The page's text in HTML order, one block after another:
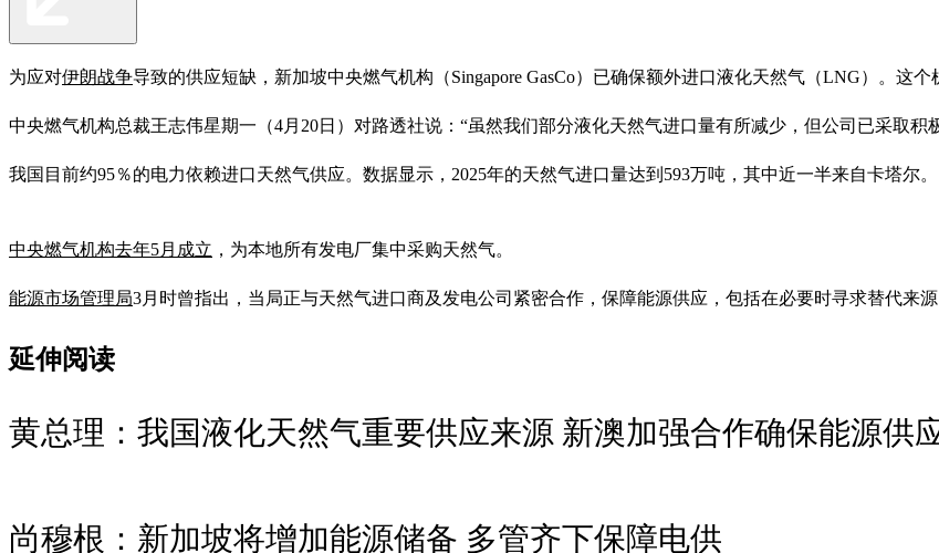
为应对伊朗战争导致的供应短缺，新加坡中央燃气机构（Singapore GasCo）已确保额外进口液化天然气（LNG）。这
中央燃气机构总裁王志伟星期一（4月20日）对路透社说：“虽然我们部分液化天然气进口量有所减少，但公司已采取
我国目前约95％的电力依赖进口天然气供应。数据显示，2025年的天然气进口量达到593万吨，其中近一半来自卡塔尔。
中央燃气机构去年5月成立 ，为本地所有发电厂集中采购天然气。
能源市场管理局3月时曾指出，当局正与天然气进口商及发电公司紧密合作，保障能源供应，包括在必要时寻求替代来源
延伸阅读
黄总理：我国液化天然气重要供应来源 新澳加强合作确保能源供
尚穆根：新加坡将增加能源储备 多管齐下保障电供